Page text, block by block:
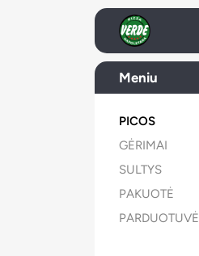
Meniu
PICOS
GĖRIMAI
SULTYS
PAKUOTĖ
PARDUOTUVĖ